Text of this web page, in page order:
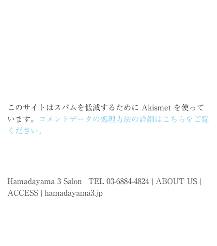
このサイトはスパムを低減するために Akismet を使って
います。
コメントデータの処理方法の詳細はこちらをご覧
ください。
Hamadayama 3 Salon | TEL 03-6884-4824 | ABOUT US |
ACCESS | hamadayama3.jp